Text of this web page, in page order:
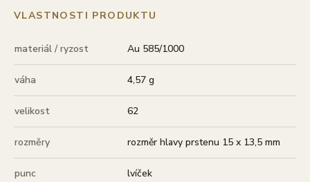
VLASTNOSTI PRODUKTU
materiál / ryzost Au 585/1000
váha 4,57 g
velikost 62
rozměry rozměr hlavy prstenu 15 x 13,5 mm
punc lvíček